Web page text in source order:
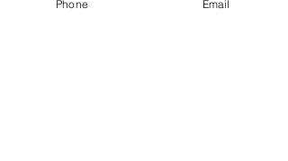
Phone Email